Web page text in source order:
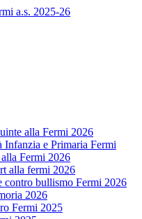
a.s. 2025-26
alla Fermi 2026
Infanzia e Primaria Fermi
Fermi 2026
alla fermi 2026
contro bullismo Fermi 2026
2026
Fermi 2025